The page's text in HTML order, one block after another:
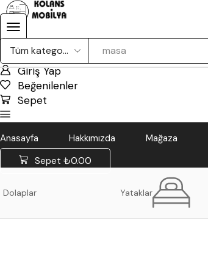
masa
Giriş Yap
Beğenilenler
Sepet
Anasayfa Hakkımızda Mağaza
Sepet ₺0.00
Dolaplar Yataklar